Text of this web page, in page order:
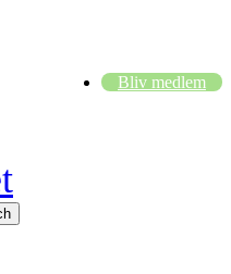
Bliv medlem